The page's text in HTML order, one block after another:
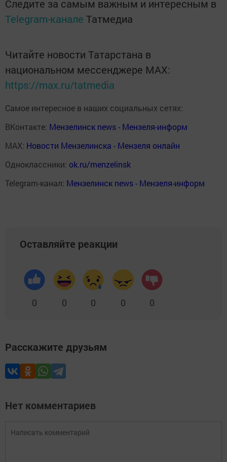
Следите за самым важным и интересным в
Telegram-канале Татмедиа
Читайте новости Татарстана в
национальном мессенджере MАХ:
https://max.ru/tatmedia
Самое интересное в наших социальных сетях:
ВКонтакте: Мензелинск news - Мензеля-информ
MAX: Новости Мензелинска - Мензеля онлайн
Одноклассники: ok.ru/menzelinsk
Telegram-канал: Мензелинск news - Мензеля-информ
Оставляйте реакции
0 0 0 0 0
Расскажите друзьям
Нет комментариев